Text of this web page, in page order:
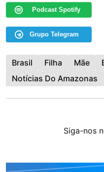
Podcast Spotify
Grupo Telegram
Brasil Filha Mãe
Notícias Do Amazonas
Siga-nos